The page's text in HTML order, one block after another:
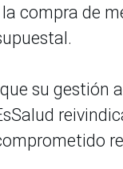
compra de
su gestión